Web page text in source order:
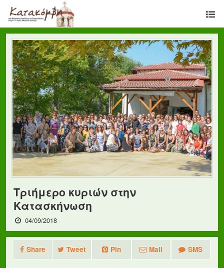
Τριήμερο κυριών στην
Κατασκήνωση
04/09/2018
Share Tweet Pin Mail SMS